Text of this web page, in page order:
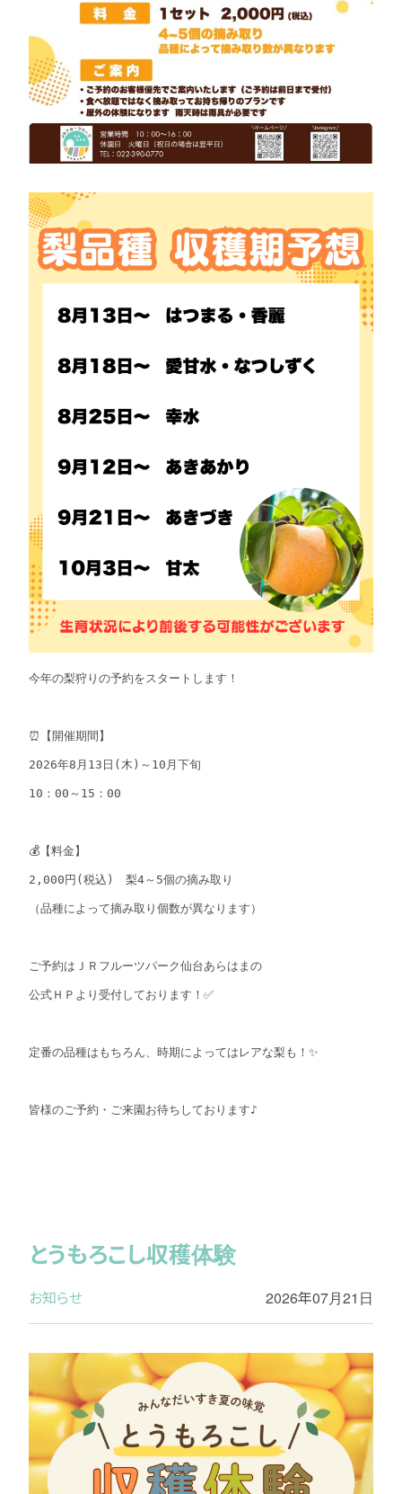
今年の梨狩りの予約をスタートします！
⏰【開催期間】
2026年8月13日(木)～10月下旬
10：00～15：00
💰【料金】
2,000円(税込)　梨4～5個の摘み取り
（品種によって摘み取り個数が異なります）
ご予約はＪＲフルーツパーク仙台あらはまの
公式ＨＰより受付しております！✅
定番の品種はもちろん、時期によってはレアな梨も！✨
皆様のご予約・ご来園お待ちしております♪
とうもろこし収穫体験
お知らせ 2026年07月21日